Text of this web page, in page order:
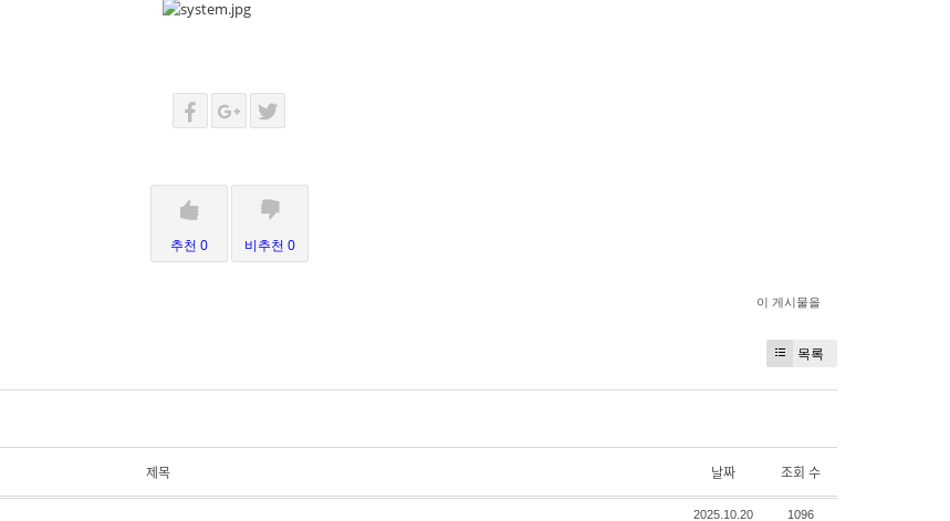
추천 0 비추천 0
이 게시물을
목록
제목 날짜 조회 수
2025.10.20 1096